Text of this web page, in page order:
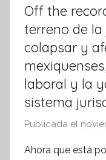
Off the
terreno de
colapsar y
laboral y la
sistema
Publicada el
Ahora que está